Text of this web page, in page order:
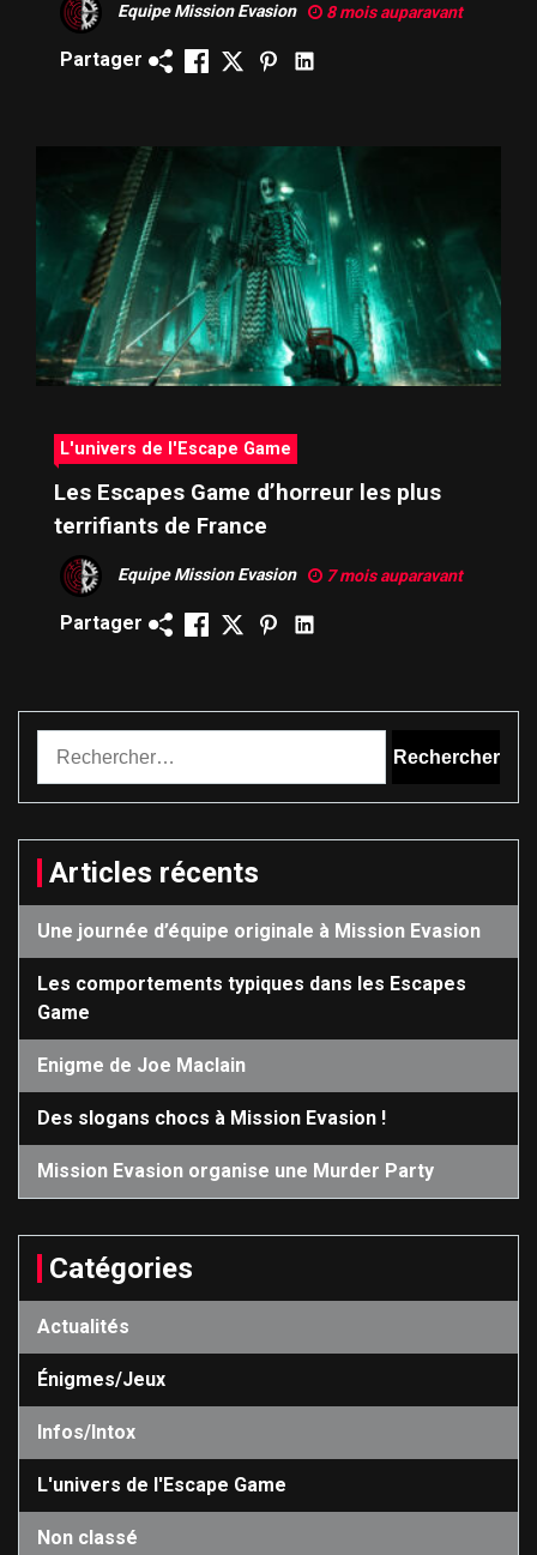
Equipe Mission Evasion 8 mois auparavant
Partager
L'univers de l'Escape Game
Les Escapes Game d’horreur les plus
terrifiants de France
Equipe Mission Evasion 7 mois auparavant
Partager
Articles récents
Une journée d’équipe originale à Mission Evasion
Les comportements typiques dans les Escapes
Game
Enigme de Joe Maclain
Des slogans chocs à Mission Evasion !
Mission Evasion organise une Murder Party
Catégories
Actualités
Énigmes/Jeux
Infos/Intox
L'univers de l'Escape Game
Non classé